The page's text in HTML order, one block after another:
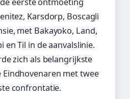
Karsdorp, Boscagli
met Bakayoko, Land,
en Til in de aanvalslinie.
zich als belangrijkste
met twee
confrontatie.